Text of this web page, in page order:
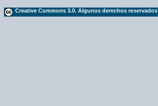
Creative Commons 3.0. Algunos derechos reservados